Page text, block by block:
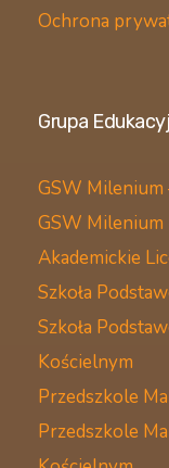
Ochrona
Grupa
GSW Milenium
GSW
Akademickie
Szkoła
Szkoła
Kościelnym
Przedszkole
Przedszkole